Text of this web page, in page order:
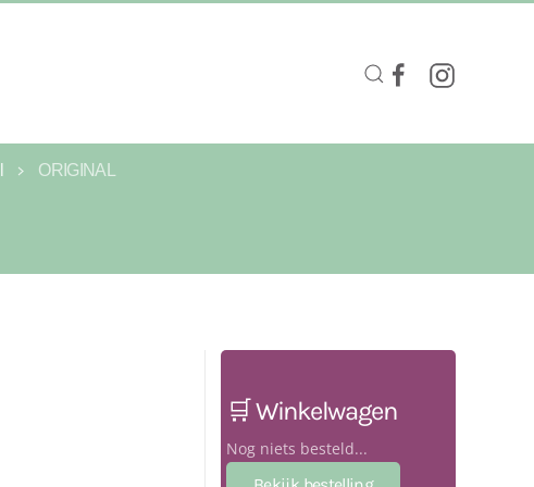
ORIGINAL
🛒 Winkelwagen
Nog niets besteld...